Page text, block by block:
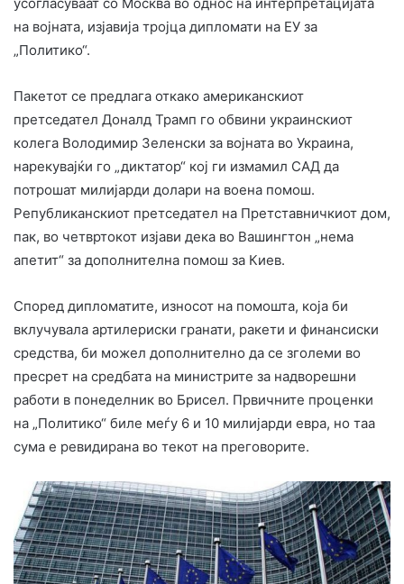
на војната, изјавија тројца дипломати на ЕУ за
„Политико“.
Пакетот се предлага откако американскиот
претседател Доналд Трамп го обвини украинскиот
колега Володимир Зеленски за војната во Украина,
нарекувајќи го „диктатор“ кој ги измамил САД да
потрошат милијарди долари на воена помош.
Републиканскиот претседател на Претставничкиот дом,
пак, во четвртокот изјави дека во Вашингтон „нема
апетит“ за дополнителна помош за Киев.
Според дипломатите, износот на помошта, која би
вклучувала артилериски гранати, ракети и финансиски
средства, би можел дополнително да се зголеми во
пресрет на средбата на министрите за надворешни
работи в понеделник во Брисел. Првичните проценки
на „Политико“ биле меѓу 6 и 10 милијарди евра, но таа
сума е ревидирана во текот на преговорите.